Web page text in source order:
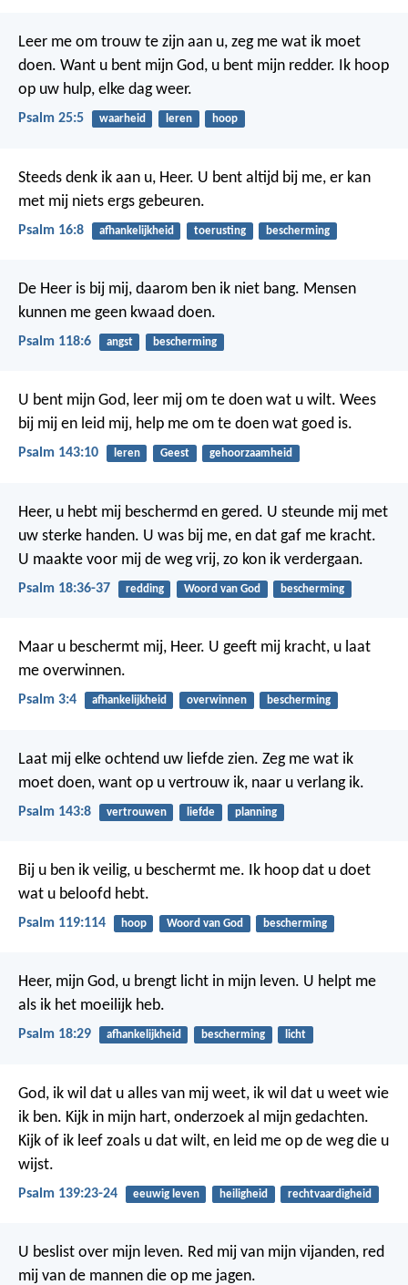
Leer me om trouw te zijn aan u, zeg me wat ik moet
doen. Want u bent mijn God, u bent mijn redder. Ik hoop
op uw hulp, elke dag weer.
Psalm 25:5 waarheid leren hoop
Steeds denk ik aan u, Heer. U bent altijd bij me, er kan
met mij niets ergs gebeuren.
Psalm 16:8 afhankelijkheid toerusting bescherming
De Heer is bij mij, daarom ben ik niet bang. Mensen
kunnen me geen kwaad doen.
Psalm 118:6 angst bescherming
U bent mijn God, leer mij om te doen wat u wilt. Wees
bij mij en leid mij, help me om te doen wat goed is.
Psalm 143:10 leren Geest gehoorzaamheid
Heer, u hebt mij beschermd en gered. U steunde mij met
uw sterke handen. U was bij me, en dat gaf me kracht.
U maakte voor mij de weg vrij, zo kon ik verdergaan.
Psalm 18:36-37 redding Woord van God bescherming
Maar u beschermt mij, Heer. U geeft mij kracht, u laat
me overwinnen.
Psalm 3:4 afhankelijkheid overwinnen bescherming
Laat mij elke ochtend uw liefde zien. Zeg me wat ik
moet doen, want op u vertrouw ik, naar u verlang ik.
Psalm 143:8 vertrouwen liefde planning
Bij u ben ik veilig, u beschermt me. Ik hoop dat u doet
wat u beloofd hebt.
Psalm 119:114 hoop Woord van God bescherming
Heer, mijn God, u brengt licht in mijn leven. U helpt me
als ik het moeilijk heb.
Psalm 18:29 afhankelijkheid bescherming licht
God, ik wil dat u alles van mij weet, ik wil dat u weet wie
ik ben. Kijk in mijn hart, onderzoek al mijn gedachten.
Kijk of ik leef zoals u dat wilt, en leid me op de weg die u
wijst.
Psalm 139:23-24 eeuwig leven heiligheid rechtvaardigheid
U beslist over mijn leven. Red mij van mijn vijanden, red
mij van de mannen die op me jagen.